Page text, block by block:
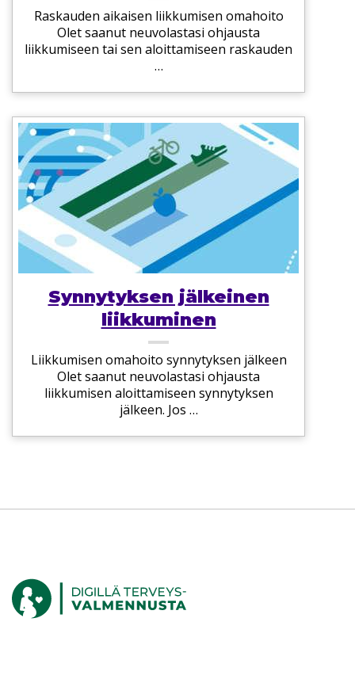
Raskauden aikaisen liikkumisen omahoito
Olet saanut neuvolastasi ohjausta
liikkumiseen tai sen aloittamiseen raskauden
…
Synnytyksen jälkeinen
liikkuminen
Liikkumisen omahoito synnytyksen jälkeen
Olet saanut neuvolastasi ohjausta
liikkumisen aloittamiseen synnytyksen
jälkeen. Jos …